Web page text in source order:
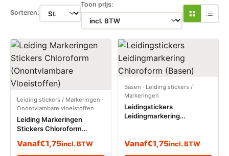
Sorteren:
Toon prijs:
Leiding stickers / Markeringen ·
Onontvlambare vloeistoffen
Leiding Markeringen
Stickers Chloroform
Vloeistoffen)
Vanaf€1,75incl. BTW
Basen · Leiding stickers /
Markeringen
Leidingstickers
Leidingmarkering
Vanaf€1,75incl. BTW